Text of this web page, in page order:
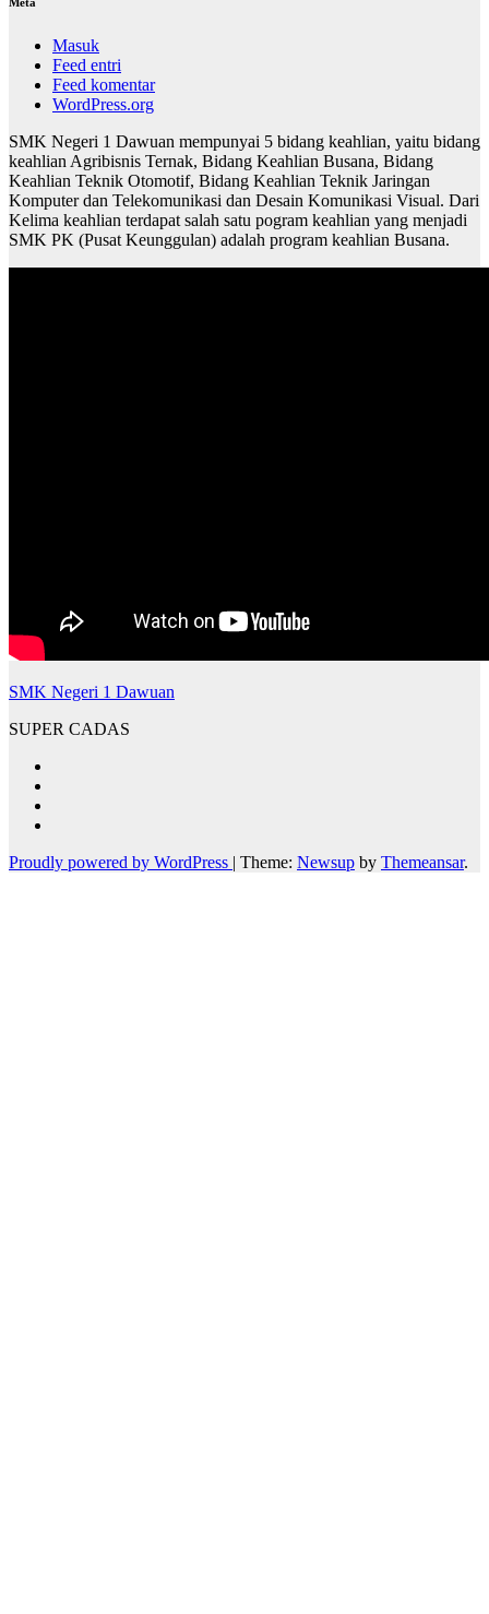
Masuk
Feed entri
Feed komentar
WordPress.org
SMK Negeri 1 Dawuan mempunyai 5 bidang keahlian, yaitu bidang
keahlian Agribisnis Ternak, Bidang Keahlian Busana, Bidang
Keahlian Teknik Otomotif, Bidang Keahlian Teknik Jaringan
Komputer dan Telekomunikasi dan Desain Komunikasi Visual. Dari
Kelima keahlian terdapat salah satu pogram keahlian yang menjadi
SMK PK (Pusat Keunggulan) adalah program keahlian Busana.
SMK Negeri 1 Dawuan
SUPER CADAS
Proudly powered by WordPress | Theme: Newsup by Themeansar.